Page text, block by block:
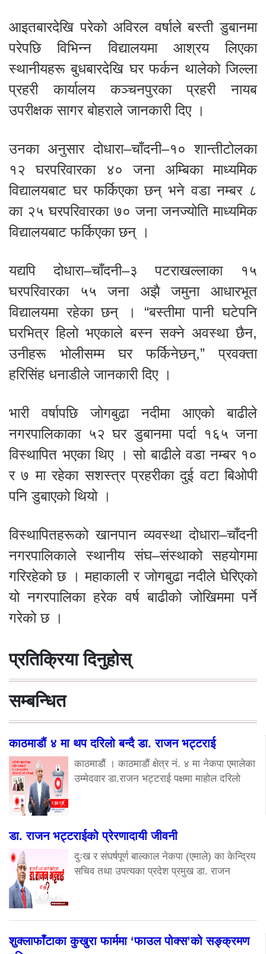
आइतबारदेखि परेको अविरल वर्षाले बस्ती डुबानमा
परेपछि विभिन्न विद्यालयमा आश्रय लिएका
स्थानीयहरू बुधबारदेखि घर फर्कन थालेको जिल्ला
प्रहरी कार्यालय कञ्चनपुरका प्रहरी नायब
उपरीक्षक सागर बोहराले जानकारी दिए ।
उनका अनुसार दोधारा–चाँदनी–१० शान्तीटोलका
१२ घरपरिवारका ४० जना अम्बिका माध्यमिक
विद्यालयबाट घर फर्किएका छन् भने वडा नम्बर ८
का २५ घरपरिवारका ७० जना जनज्योति माध्यमिक
विद्यालयबाट फर्किएका छन् ।
यद्यपि दोधारा–चाँदनी–३ पटराखल्लाका १५
घरपरिवारका ५५ जना अझै जमुना आधारभूत
विद्यालयमा रहेका छन् । “बस्तीमा पानी घटेपनि
घरभित्र हिलो भएकाले बस्न सक्ने अवस्था छैन,
उनीहरू भोलीसम्म घर फर्किनेछन्,” प्रवक्ता
हरिसिंह धनाडीले जानकारी दिए ।
भारी वर्षापछि जोगबुढा नदीमा आएको बाढीले
नगरपालिकाका ५२ घर डुबानमा पर्दा १६५ जना
विस्थापित भएका थिए । सो बाढीले वडा नम्बर १०
र ७ मा रहेका सशस्त्र प्रहरीका दुई वटा बिओपी
पनि डुबाएको थियो ।
विस्थापितहरूको खानपान व्यवस्था दोधारा–चाँदनी
नगरपालिकाले स्थानीय संघ–संस्थाको सहयोगमा
गरिरहेको छ । महाकाली र जोगबुढा नदीले घेरिएको
यो नगरपालिका हरेक वर्ष बाढीको जोखिममा पर्ने
गरेको छ ।
प्रतिक्रिया दिनुहोस्
सम्बन्धित
काठमाडौं ४ मा थप दरिलो बन्दै डा. राजन भट्टराई
काठमाडौं । काठमाडौं क्षेत्र नं. ४ मा नेकपा एमालेका
उम्मेदवार डा.राजन भट्टराई पक्षमा माहोल दरिलो
डा. राजन भट्टराईको प्रेरणादायी जीवनी
दुःख र संघर्षपूर्ण बाल्काल नेकपा (एमाले) का केन्द्रिय
सचिव तथा उपत्यका प्रदेश प्रमुख डा. राजन
शुक्लाफाँटाका कुखुरा फार्ममा ‘फाउल पोक्स’को सङ्क्रमण